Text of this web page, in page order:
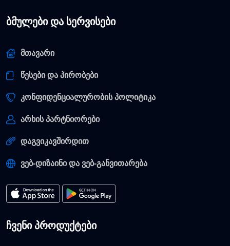
ბმულები და სერვისები
მთავარი
წესები და პირობები
კონფიდენციალურობის პოლიტიკა
არხის პარტნიორები
დაგვიკავშირდით
ვებ-დიზაინი და ვებ-განვითარება
ჩვენი პროდუქტები